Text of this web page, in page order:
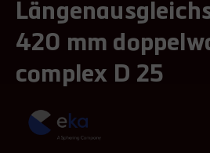
420 mm
complex D 25